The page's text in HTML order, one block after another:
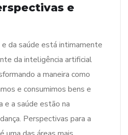
e
da saúde está intimamente
da inteligência artificial
a maneira como
e consumimos bens e
e a saúde estão na
Perspectivas para a